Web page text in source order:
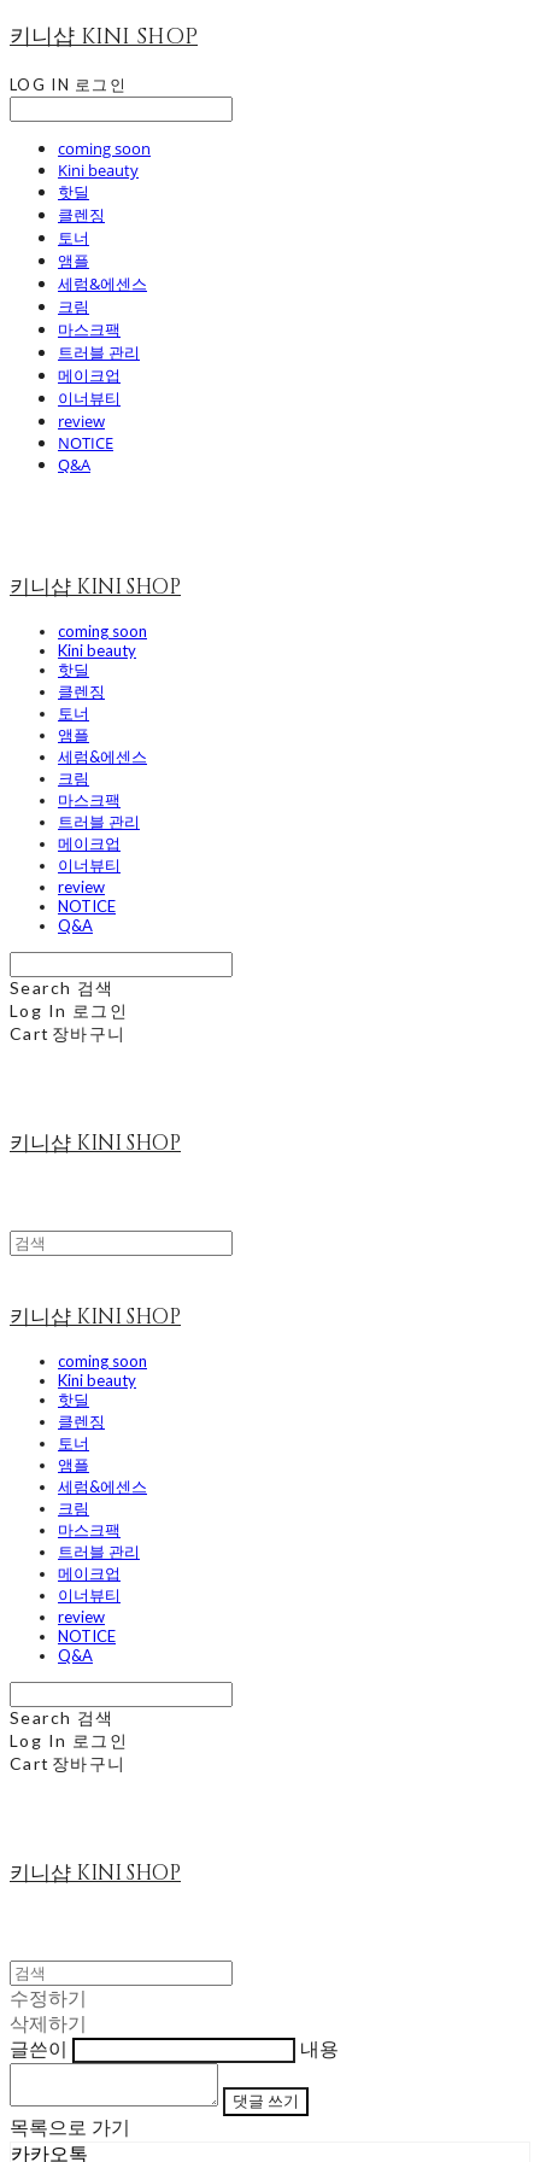
키니샵 KINI SHOP
LOG IN 로그인
coming soon
Kini beauty
핫딜
클렌징
토너
앰플
세럼&에센스
크림
마스크팩
트러블 관리
메이크업
이너뷰티
review
NOTICE
Q&A
키니샵 KINI SHOP
coming soon
Kini beauty
핫딜
클렌징
토너
앰플
세럼&에센스
크림
마스크팩
트러블 관리
메이크업
이너뷰티
review
NOTICE
Q&A
Search 검색
Log In 로그인
Cart 장바구니
키니샵 KINI SHOP
키니샵 KINI SHOP
coming soon
Kini beauty
핫딜
클렌징
토너
앰플
세럼&에센스
크림
마스크팩
트러블 관리
메이크업
이너뷰티
review
NOTICE
Q&A
Search 검색
Log In 로그인
Cart 장바구니
키니샵 KINI SHOP
수정하기
삭제하기
글쓴이
내용
댓글 쓰기
목록으로 가기
카카오톡